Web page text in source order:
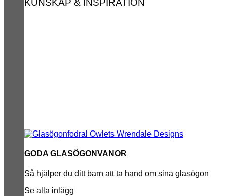
KUNSKAP & INSPIRATION
GODA GLASÖGONVANOR
Så hjälper du ditt barn att ta hand om sina glasögon
Se alla inlägg